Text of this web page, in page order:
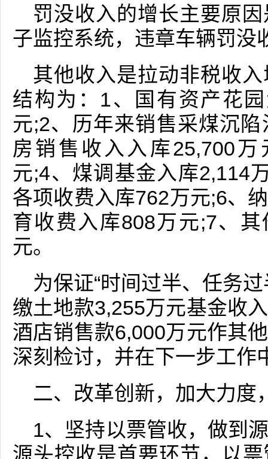
罚没收入的增长主要原
子监控系统，违章车辆罚没
其他收入是拉动非税收
结构为：1、国有资产花
元;2、历年来销售采煤沉
房销售收入入库25,700
元;4、煤调基金入库2,114
各项收费入库762万元;6、
育收费入库808万元;7、
元。
为保证“时间过半、任务
缴土地款3,255万元基金收
酒店销售款6,000万元作其
深刻检讨，并在下一步工作
二、改革创新，加大力度
1、坚持以票管收，做到
源头控收是首要环节，以